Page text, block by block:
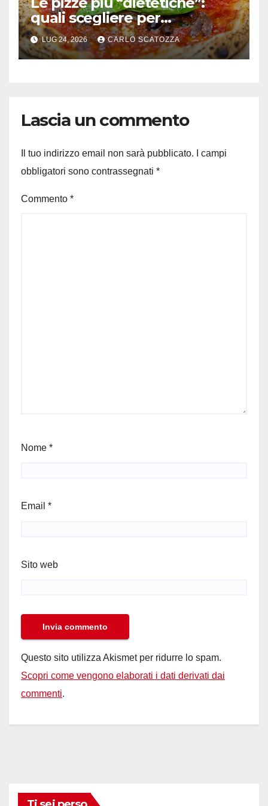
quali scegliere per
contenere le calorie senza
rinunciare al gusto
LUG 24, 2026 CARLO SCATOZZA
Lascia un commento
Il tuo indirizzo email non sarà pubblicato.
I campi
obbligatori sono contrassegnati *
Commento *
Nome *
Email *
Sito web
Questo sito utilizza Akismet per ridurre lo spam.
Scopri come vengono elaborati i dati derivati dai
commenti.